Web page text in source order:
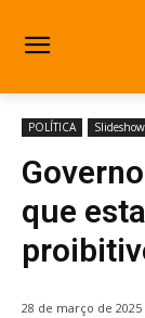
POLÍTICA Slideshow
que
28 de março de 2025